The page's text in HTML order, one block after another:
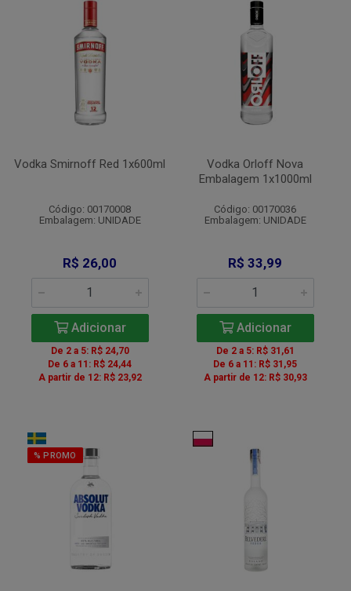
Vodka Smirnoff Red 1x600ml
Código: 00170008
Embalagem: UNIDADE
R$ 26,00
Adicionar
De 2 a 5: R$ 24,70
De 6 a 11: R$ 24,44
A partir de 12: R$ 23,92
Vodka Orloff Nova
Embalagem 1x1000ml
Código: 00170036
Embalagem: UNIDADE
R$ 33,99
Adicionar
De 2 a 5: R$ 31,61
De 6 a 11: R$ 31,95
A partir de 12: R$ 30,93
% PROMO